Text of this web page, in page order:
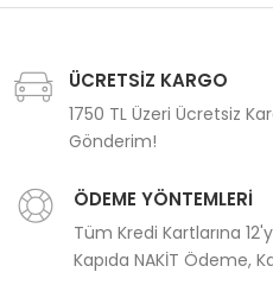
ÜCRETSİZ KARGO
1750 TL Üzeri Ücretsiz
Gönderim!
ÖDEME YÖNTEMLERİ
Tüm Kredi Kartlarına
Kapıda NAKİT Ödeme,